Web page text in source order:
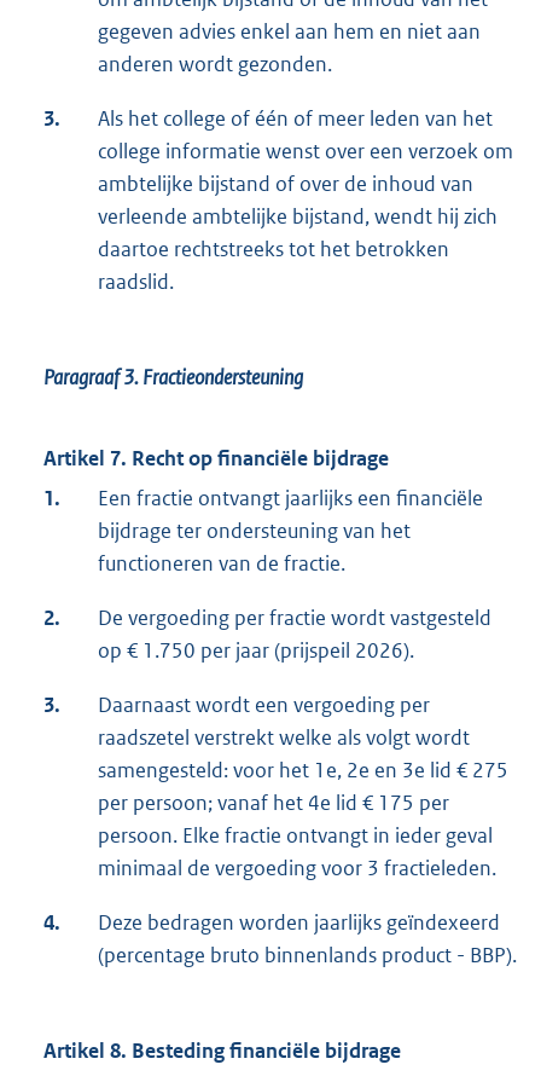
gegeven advies enkel aan hem en niet aan
anderen wordt gezonden.
3.
Als het college of één of meer leden van het
college informatie wenst over een verzoek om
ambtelijke bijstand of over de inhoud van
verleende ambtelijke bijstand, wendt hij zich
daartoe rechtstreeks tot het betrokken
raadslid.
Paragraaf 3.Fractieondersteuning
Artikel 7. Recht op financiële bijdrage
1.
Een fractie ontvangt jaarlijks een financiële
bijdrage ter ondersteuning van het
functioneren van de fractie.
2.
De vergoeding per fractie wordt vastgesteld
op € 1.750 per jaar (prijspeil 2026).
3.
Daarnaast wordt een vergoeding per
raadszetel verstrekt welke als volgt wordt
samengesteld: voor het 1e, 2e en 3e lid € 275
per persoon; vanaf het 4e lid € 175 per
persoon. Elke fractie ontvangt in ieder geval
minimaal de vergoeding voor 3 fractieleden.
4.
Deze bedragen worden jaarlijks geïndexeerd
(percentage bruto binnenlands product - BBP).
Artikel 8. Besteding financiële bijdrage